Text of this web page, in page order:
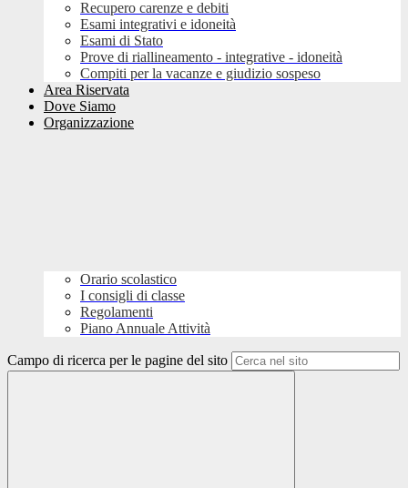
Recupero carenze e debiti
Esami integrativi e idoneità
Esami di Stato
Prove di riallineamento - integrative - idoneità
Compiti per la vacanze e giudizio sospeso
Area Riservata
Dove Siamo
Organizzazione
Orario scolastico
I consigli di classe
Regolamenti
Piano Annuale Attività
Campo di ricerca per le pagine del sito